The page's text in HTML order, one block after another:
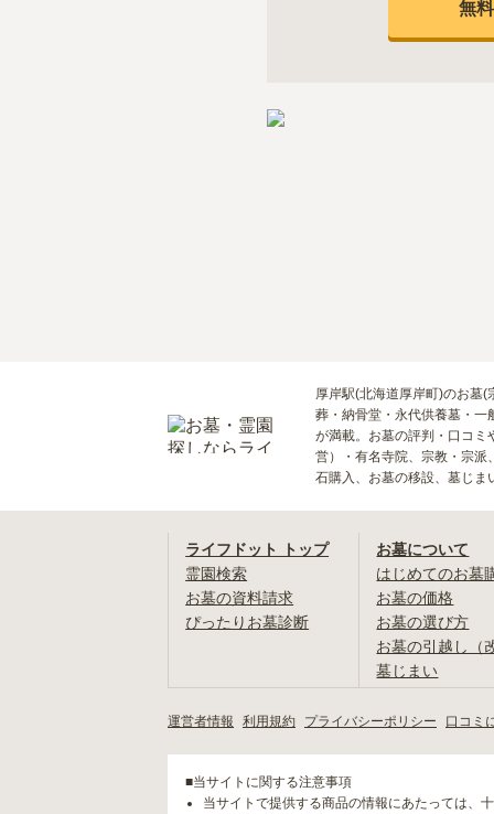
無
厚岸駅(北海道厚岸町)のお墓
葬・納骨堂・永代供養墓・一
が満載。お墓の評判・口コミ
営）・有名寺院、宗教・宗派
石購入、お墓の移設、墓じま
ライフドット トップ
霊園検索
お墓の資料請求
ぴったりお墓診断
お墓について
はじめてのお墓
お墓の価格
お墓の選び方
お墓の引越し（
墓じまい
運営者情報 利用規約 プライバシーポリシー 口コミ
■当サイトに関する注意事項
当サイトで提供する商品の情報にあたっては、